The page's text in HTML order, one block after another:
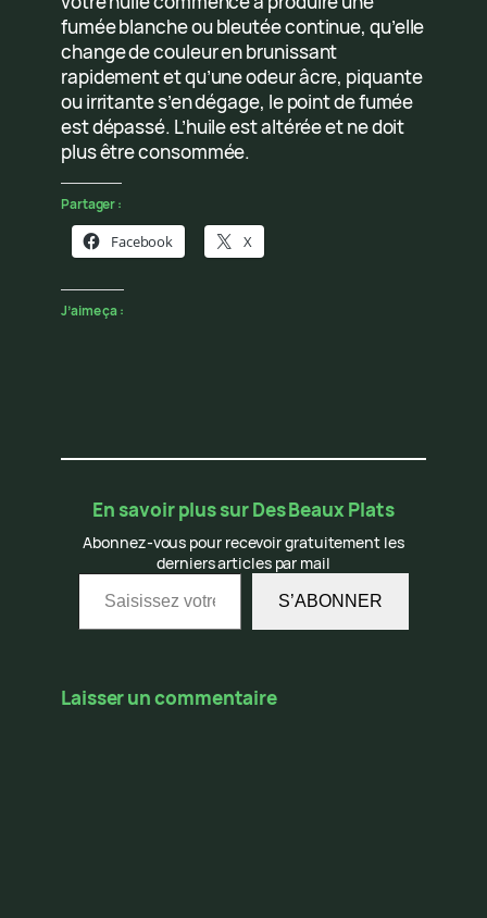
fumée blanche ou bleutée continue, qu’elle
change de couleur en brunissant
rapidement et qu’une odeur âcre, piquante
ou irritante s’en dégage, le point de fumée
est dépassé. L’huile est altérée et ne doit
plus être consommée.
Partager :
Facebook X
J’aime ça :
En savoir plus sur Des Beaux Plats
Abonnez-vous pour recevoir gratuitement les
derniers articles par mail
Saisissez votre adresse e-mail…
S’ABONNER
Laisser un commentaire